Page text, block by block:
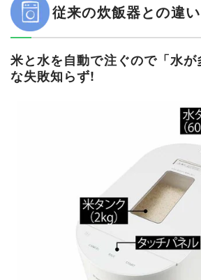
従来の炊飯器との違
米と水を自動で注ぐので「水
な失敗知らず!